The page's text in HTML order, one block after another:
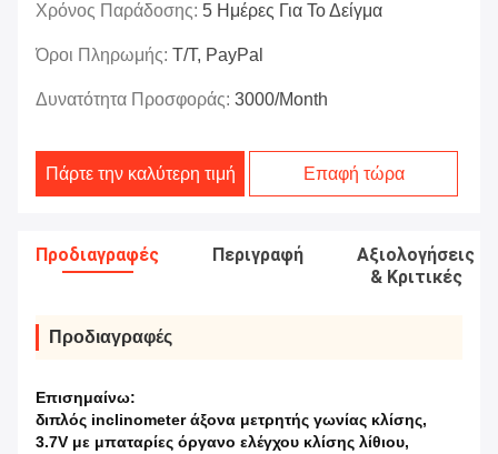
Χρόνος Παράδοσης: 5 Ημέρες Για Το Δείγμα
Όροι Πληρωμής: T/T, PayPal
Δυνατότητα Προσφοράς: 3000/month
Πάρτε την καλύτερη τιμή Επαφή τώρα
Προδιαγραφές Περιγραφή
Αξιολογήσεις
& Κριτικές
Προδιαγραφές
Επισημαίνω:
διπλός inclinometer άξονα μετρητής γωνίας κλίσης,
3.7V με μπαταρίες όργανο ελέγχου κλίσης λίθιου,